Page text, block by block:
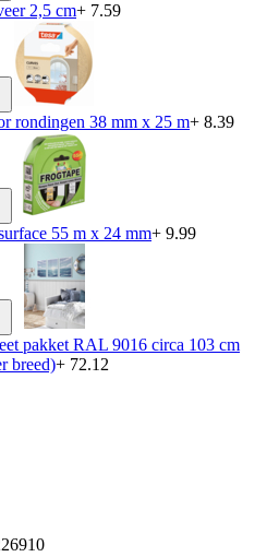
2,5 cm+ 7.59
rondingen 38 mm x 25 m+ 8.39
55 m x 24 mm+ 9.99
pakket RAL 9016 circa 103 cm
breed)+ 72.12